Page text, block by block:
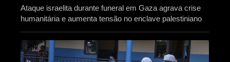
Ataque israelita durante funeral em Gaza agrava crise
humanitária e aumenta tensão no enclave palestiniano